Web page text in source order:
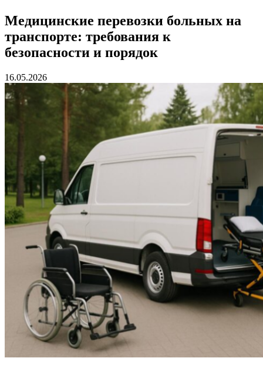
Медицинские перевозки больных на
транспорте: требования к
безопасности и порядок
16.05.2026